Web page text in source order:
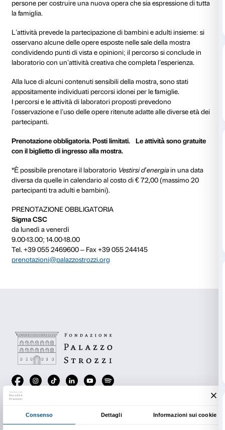
Attraverso una speciale visita pensata per adulti e
alcune sale della mostra Marina Abramović. The
scoprire il mondo della Performance Art.
In mostra ci prendiamo il tempo per riflettere e
fronte alle opere di Marina Abramović confronti e
l’occasione per una condivisione di gruppo e una
personale. Una serie di esercizi ci portano a
un’arte che usa il corpo come principale mezzo di
corpi in relazione allo spazio, al tempo, agli oggetti e
la famiglia.
osservano alcune delle opere esposte nelle sale
condividendo punti di vista e opinioni; il percorso si
laboratorio con un’attività creativa che completa
Alla luce di alcuni contenuti sensibili della mostra,
Prenotazione obbligatoria. Posti limitati. Le attività
con il biglietto di ingresso alla mostra.
*È possibile prenotare il laboratorioVestirsi d’energia
diversa da quelle in calendario al costo di € 72,00
partecipanti tra adulti e bambini).